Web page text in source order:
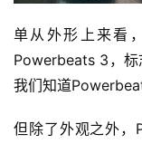
单从外形上来看
Powerbeats 3，
我们知道
但除了外观之外，